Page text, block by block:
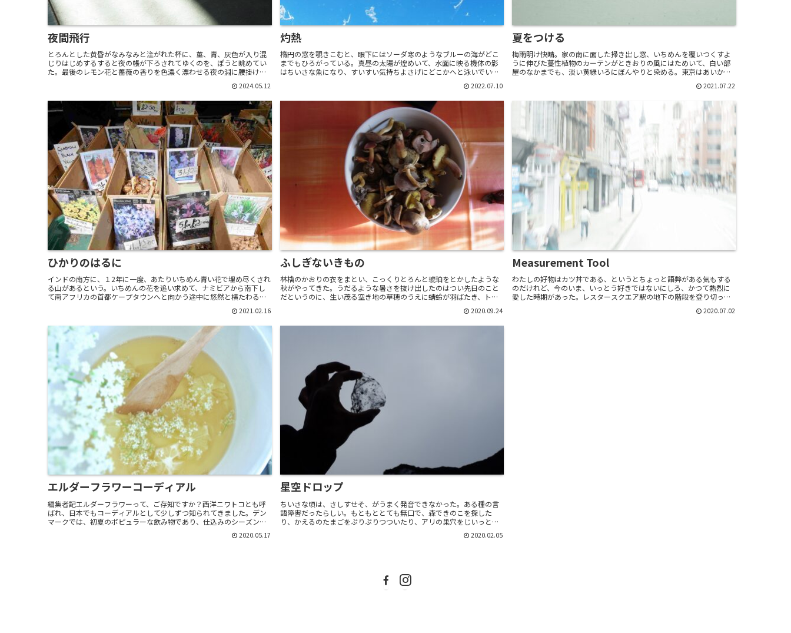
夜間飛行
とろんとした黄昏がなみなみと注がれた杯に、菫、青、灰色が入り混
じりはじめするすると夜の帳が下ろされてゆくのを、ぽうと眺めてい
た。最後のレモン花と薔薇の香りを色濃く漂わせる夜の淵に腰掛け
2024.05.12
灼熱
楕円の窓を覗きこむと、眼下にはソーダ寒のようなブルーの海がどこ
までもひろがっている。真昼の太陽が煌めいて、水面に映る機体の影
はちいさな魚になり、すいすい気持ちよさげにどこかへと泳いでい
2022.07.10
夏をつける
梅雨明け快晴。家の南に面した掃き出し窓、いちめんを覆いつくすよ
うに伸びた蔓性植物のカーテンがときおりの風にはためいて、白い部
屋のなかまでも、淡い黄緑いろにぼんやりと染める。東京はあいかわ
2021.07.22
ひかりのはるに
インドの南方に、１2年に一度、あたりいちめん青い花で埋め尽くされ
る山があるという。いちめんの花を追い求めて、ナミビアから南下し
て南アフリカの首都ケープタウンへと向かう途中に悠然と横たわる秘
2021.02.16
ふしぎないきもの
林檎のかおりの衣をまとい、こっくりとろんと琥珀をとかしたような
秋がやってきた。うだるような暑さを抜け出したのはつい先日のこと
だというのに、生い茂る空き地の草穂のうえに蜻蛉が羽ばたき、トカ
2020.09.24
Measurement Tool
わたしの好物はカツ丼である、というとちょっと語弊がある気もする
のだけれど、今のいま、いっとう好きではないにしろ、かつて熱烈に
愛した時期があった。レスタースクエア駅の地下の階段を登り切って
2020.07.02
エルダーフラワーコーディアル
編集者記エルダーフラワーって、ご存知ですか？西洋ニワトコとも呼
ばれ、日本でもコーディアルとして少しずつ知られてきました。デン
マークでは、初夏のポピュラーな飲み物であり、仕込みのシーズン。
イギリスに4年程を暮らしたことのある長野麻紀子さんが、...
2020.05.17
星空ドロップ
ちいさな頃は、さしすせそ、がうまく発音できなかった。ある種の言
語障害だったらしい。もともととても無口で、森できのこを探した
り、かえるのたまごをぷりぷりつついたり、アリの巣穴をじいっとみ
つめては、土のしたに無限にひろがるアリの王国の冒険を想像...
2020.02.05